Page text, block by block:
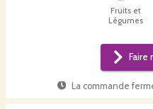
Fruits et
Légumes
Faire
La commande